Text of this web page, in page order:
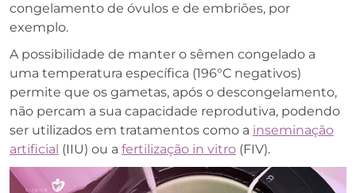
congelamento de óvulos e de embriões, por
exemplo.
A possibilidade de manter o sêmen congelado a
uma temperatura específica (196°C negativos)
permite que os gametas, após o descongelamento,
não percam a sua capacidade reprodutiva, podendo
ser utilizados em tratamentos como a inseminação
artificial (IIU) ou a fertilização in vitro (FIV).